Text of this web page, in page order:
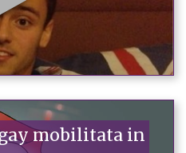
mobilitata in